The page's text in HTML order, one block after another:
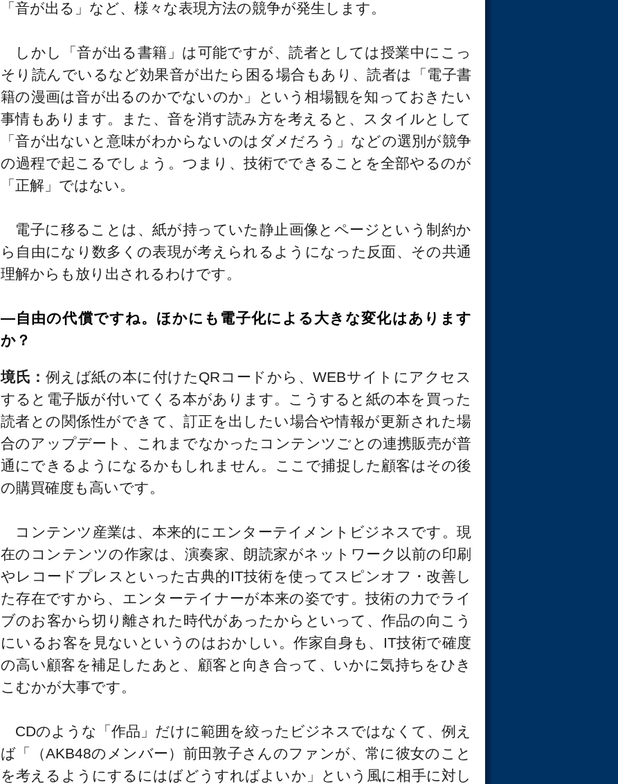
「音が出る」など、様々な表現方法の競争が発生します。
しかし「音が出る書籍」は可能ですが、読者としては授業中にこっ
そり読んでいるなど効果音が出たら困る場合もあり、読者は「電子書
籍の漫画は音が出るのかでないのか」という相場観を知っておきたい
事情もあります。また、音を消す読み方を考えると、スタイルとして
「音が出ないと意味がわからないのはダメだろう」などの選別が競争
の過程で起こるでしょう。つまり、技術でできることを全部やるのが
「正解」ではない。
電子に移ることは、紙が持っていた静止画像とページという制約か
ら自由になり数多くの表現が考えられるようになった反面、その共通
理解からも放り出されるわけです。
―自由の代償ですね。ほかにも電子化による大きな変化はあります
か？
境氏： 例えば紙の本に付けたQRコードから、WEBサイトにアクセス
すると電子版が付いてくる本があります。こうすると紙の本を買った
読者との関係性ができて、訂正を出したい場合や情報が更新された場
合のアップデート、これまでなかったコンテンツごとの連携販売が普
通にできるようになるかもしれません。ここで捕捉した顧客はその後
の購買確度も高いです。
コンテンツ産業は、本来的にエンターテイメントビジネスです。現
在のコンテンツの作家は、演奏家、朗読家がネットワーク以前の印刷
やレコードプレスといった古典的IT技術を使ってスピンオフ・改善し
た存在ですから、エンターテイナーが本来の姿です。技術の力でライ
ブのお客から切り離された時代があったからといって、作品の向こう
にいるお客を見ないというのはおかしい。作家自身も、IT技術で確度
の高い顧客を補足したあと、顧客と向き合って、いかに気持ちをひき
こむかが大事です。
CDのような「作品」だけに範囲を絞ったビジネスではなくて、例え
ば「（AKB48のメンバー）前田敦子さんのファンが、常に彼女のこと
を考えるようにするにはばどうすればよいか」という風に相手に対し